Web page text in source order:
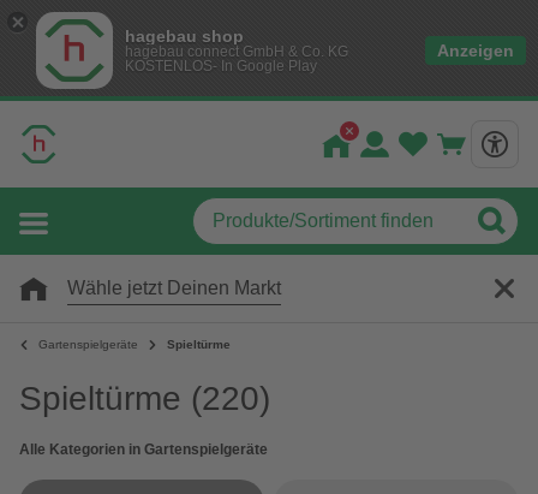
hagebau shop
hagebau connect GmbH & Co. KG
KOSTENLOS- In Google Play
Anzeigen
Wähle jetzt Deinen Markt
Gartenspielgeräte Spieltürme
Spieltürme (220)
Alle Kategorien in Gartenspielgeräte